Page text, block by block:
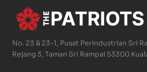
No. 23 & 23-1, Pusat Perindustrian Sri
Rejang 3, Taman Sri Rampai 53300